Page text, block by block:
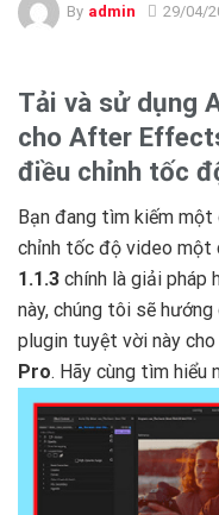
By admin 29/04/
Tải và sử dụng
cho After
điều chỉnh tốc
Bạn đang tìm kiếm một
chỉnh tốc độ video một
1.1.3 chính là giải pháp
này, chúng tôi sẽ
plugin tuyệt vời này cho
Pro. Hãy cùng tìm hiểu